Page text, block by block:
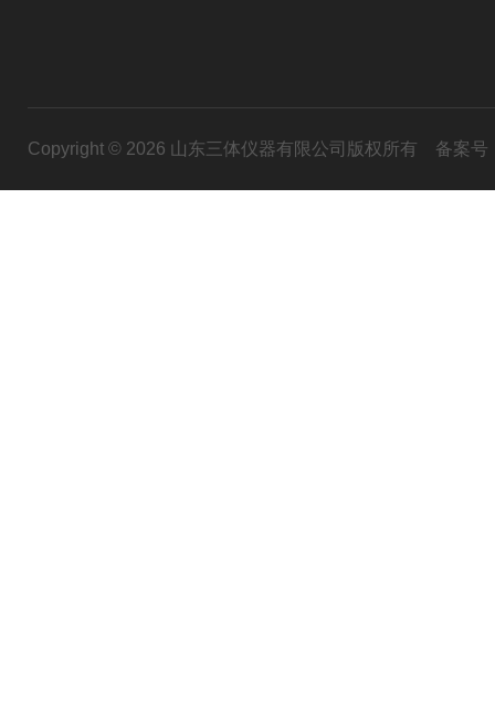
Copyright © 2026 山东三体仪器有限公司版权所有 备案号